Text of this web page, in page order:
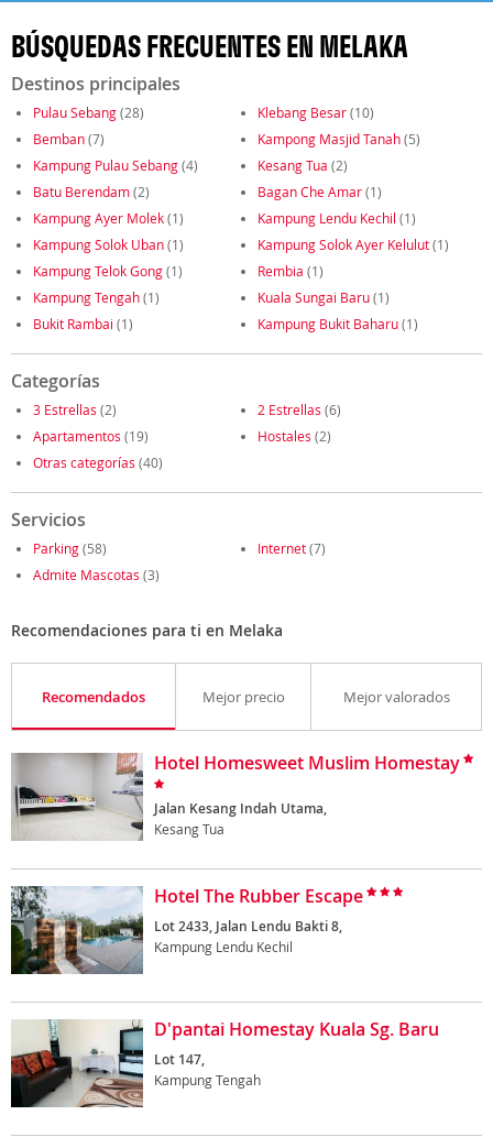
BÚSQUEDAS FRECUENTES EN MELAKA
Destinos principales
Pulau Sebang(28) Klebang Besar(10)
Bemban(7) Kampong Masjid Tanah(5)
Kampung Pulau Sebang(4) Kesang Tua (2)
Batu Berendam(2) Bagan Che Amar(1)
Kampung Ayer Molek(1) Kampung Lendu Kechil (1)
Kampung Solok Uban(1) Kampung Solok Ayer Kelulut(1)
Kampung Telok Gong(1) Rembia (1)
Kampung Tengah(1) Kuala Sungai Baru(1)
Bukit Rambai (1) Kampung Bukit Baharu(1)
Categorías
3 Estrellas (2) 2 Estrellas (6)
Apartamentos (19) Hostales (2)
Otras categorías (40)
Servicios
Parking(58) Internet(7)
Admite Mascotas (3)
Recomendaciones para ti en Melaka
Recomendados Mejor precio Mejor valorados
Hotel Homesweet Muslim Homestay
Jalan Kesang Indah Utama,
Kesang Tua
Hotel The Rubber Escape
Lot 2433, Jalan Lendu Bakti 8,
Kampung Lendu Kechil
D'pantai Homestay Kuala Sg. Baru
Lot 147,
Kampung Tengah